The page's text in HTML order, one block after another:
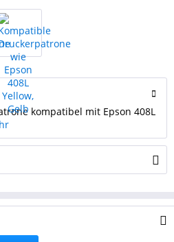
kompatibel mit Epson 408L